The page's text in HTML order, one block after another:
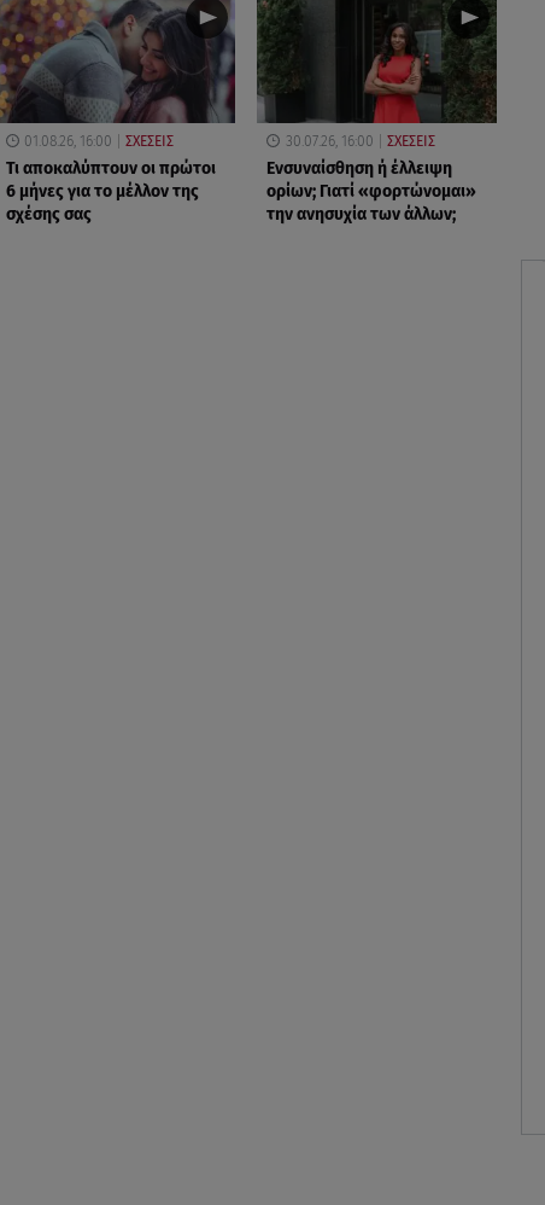
01.08.26, 16:00 ΣΧΕΣΕΙΣ
Τι αποκαλύπτουν οι πρώτοι
6 μήνες για το μέλλον της
σχέσης σας
30.07.26, 16:00 ΣΧΕΣΕΙΣ
Eνσυναίσθηση ή έλλειψη
ορίων; Γιατί «φορτώνομαι»
την ανησυχία των άλλων;